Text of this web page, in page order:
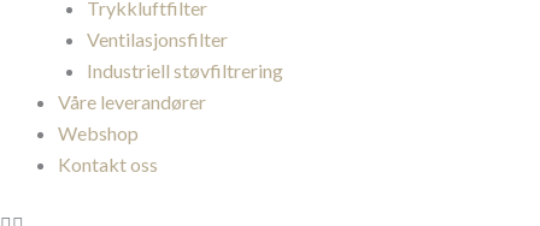
Trykkluftfilter
Ventilasjonsfilter
Industriell støvfiltrering
Våre leverandører
Webshop
Kontakt oss